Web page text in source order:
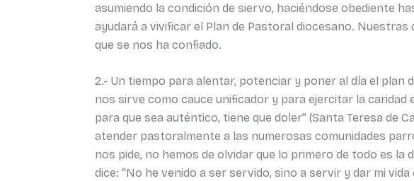
asumiendo la condición de siervo, haciéndose obediente
ayudará a vivificar el Plan de Pastoral diocesano.
que se nos ha confiado.
2.- Un tiempo para alentar, potenciar y poner al día el
nos sirve como cauce unificador y para ejercitar la
para que sea auténtico, tiene que doler” (Santa Teresa de
atender pastoralmente a las numerosas comunidades
nos pide, no hemos de olvidar que lo primero de todo es
dice: “No he venido a ser servido, sino a servir y dar mi